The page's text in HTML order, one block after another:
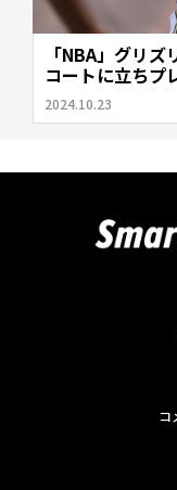
「NBA」グリ
コートに立ちプ
2024.10.23
コ